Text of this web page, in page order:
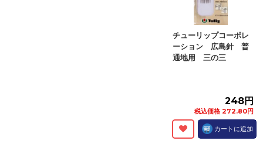
チューリップコーポレ
ーション 広島針 普
通地用 三の三
248円
税込価格 272.80円
カートに追加